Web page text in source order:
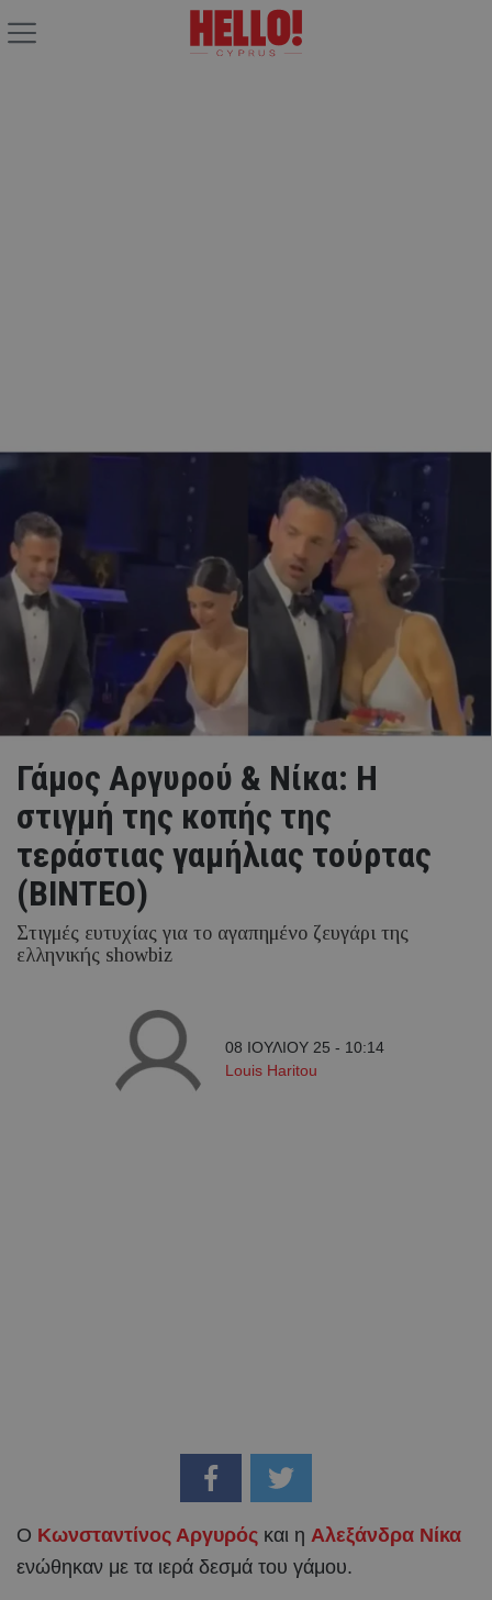
Γάμος Αργυρού & Νίκα: Η
στιγμή της κοπής της
τεράστιας γαμήλιας τούρτας
(ΒΙΝΤΕΟ)
Στιγμές ευτυχίας για το αγαπημένο ζευγάρι της
ελληνικής showbiz
08 ΙΟΥΛΙΟΥ 25 - 10:14
Louis Haritou
O Κωνσταντίνος Αργυρός και η Αλεξάνδρα Νίκα
ενώθηκαν με τα ιερά δεσμά του γάμου.